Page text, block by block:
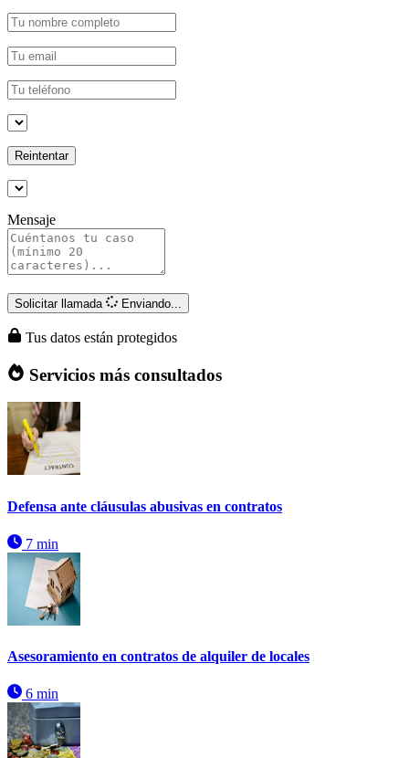
Reintentar
Mensaje
Solicitar llamada Enviando...
Tus datos están protegidos
Servicios más consultados
Defensa ante cláusulas abusivas en contratos
7 min
Asesoramiento en contratos de alquiler de locales
6 min